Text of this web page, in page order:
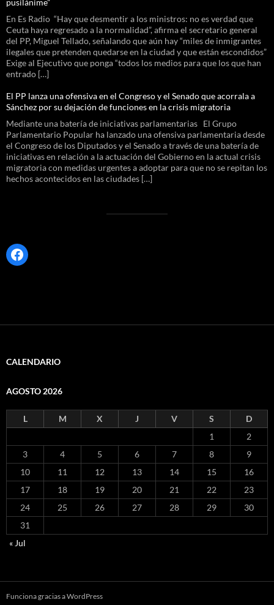
En Es Radio “Hay que desmentir a los ministros: no es verdad que
Ceuta haya regresado a la normalidad”, afirma el secretario general
del PP, Miguel Tellado, señalando que aún hay “miles de inmigrantes
ilegales que pretenden quedarse en la ciudad y que están escondidos”
Exige al Ejecutivo que ponga “todos los medios para que los que han
entrado […]
El PP lanza una ofensiva en el Congreso y el Senado que acorrala a
Sánchez por su dejación de funciones en la crisis migratoria
Mediante una batería de iniciativas parlamentarias El Grupo
Parlamentario Popular ha lanzado una ofensiva parlamentaria desde
el Congreso de los Diputados y el Senado a través de una batería de
iniciativas en relación a la actuación del Gobierno en la actual crisis
migratoria con medidas urgentes a adoptar para que no se repitan los
hechos acontecidos en las ciudades […]
Facebook
CALENDARIO
AGOSTO 2026
L M X J V S
D
1
2
3
4 5 6 7 8
9
10
11 12 13 14 15
16
17
18 19 20 21 22
23
24
25 26 27 28 29
30
31
« Jul
Funciona gracias a WordPress